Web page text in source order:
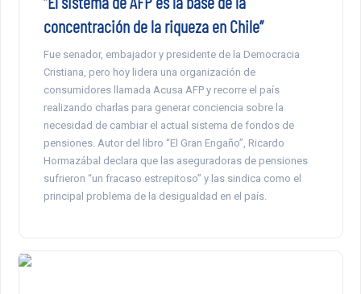
concentración de la riqueza en Chile”
Fue senador, embajador y presidente de la Democracia
Cristiana, pero hoy lidera una organización de
consumidores llamada Acusa AFP y recorre el país
realizando charlas para generar conciencia sobre la
necesidad de cambiar el actual sistema de fondos de
pensiones. Autor del libro “El Gran Engaño”, Ricardo
Hormazábal declara que las aseguradoras de pensiones
sufrieron “un fracaso estrepitoso” y las sindica como el
principal problema de la desigualdad en el país.